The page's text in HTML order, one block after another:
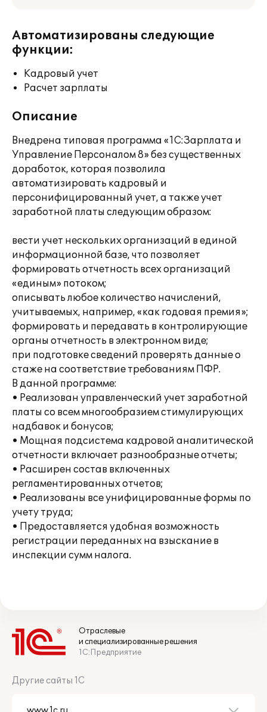
Автоматизированы следующие
функции:
Кадровый учет
Расчет зарплаты
Описание
Внедрена типовая программа «1С:Зарплата и
Управление Персоналом 8» без существенных
доработок, которая позволила
автоматизировать кадровый и
персонифицированный учет, а также учет
заработной платы следующим образом:
вести учет нескольких организаций в единой
информационной базе, что позволяет
формировать отчетность всех организаций
«единым» потоком;
описывать любое количество начислений,
учитываемых, например, «как годовая премия»;
формировать и передавать в контролирующие
органы отчетность в электронном виде;
при подготовке сведений проверять данные о
стаже на соответствие требованиям ПФР.
В данной программе:
• Реализован управленческий учет заработной
платы со всем многообразием стимулирующих
надбавок и бонусов;
• Мощная подсистема кадровой аналитической
отчетности включает разнообразные отчеты;
• Расширен состав включенных
регламентированных отчетов;
• Реализованы все унифицированные формы по
учету труда;
• Предоставляется удобная возможность
регистрации переданных на взыскание в
инспекции сумм налога.
Отраслевые
и специализированные решения
1С:Предприятие
Другие сайты 1С